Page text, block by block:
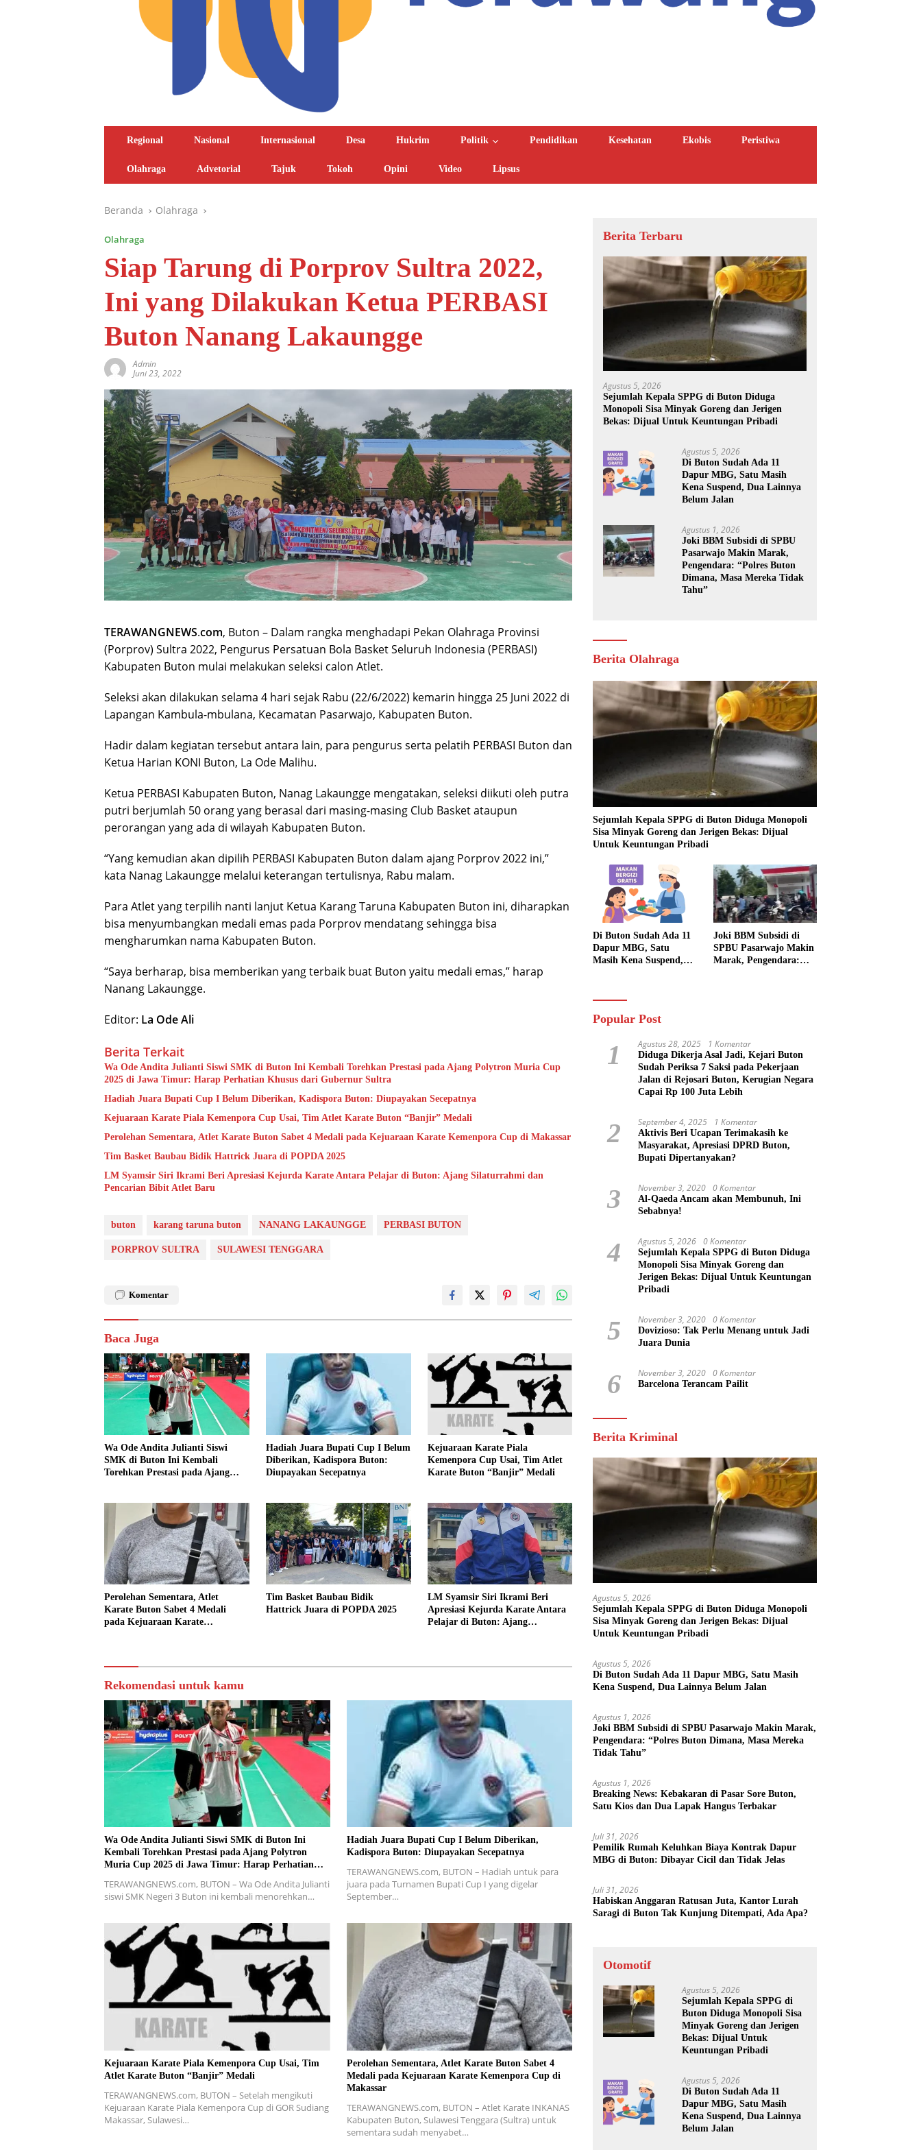
Regional Nasional Internasional Desa Hukrim Politik Pendidikan Kesehatan Ekobis Peristiwa
Olahraga Advetorial Tajuk Tokoh Opini Video Lipsus
Beranda Olahraga
Olahraga
Siap Tarung di Porprov Sultra 2022,
Ini yang Dilakukan Ketua PERBASI
Buton Nanang Lakaungge
Admin
Juni 23, 2022
TERAWANGNEWS.com, Buton – Dalam rangka menghadapi Pekan Olahraga Provinsi
(Porprov) Sultra 2022, Pengurus Persatuan Bola Basket Seluruh Indonesia (PERBASI)
Kabupaten Buton mulai melakukan seleksi calon Atlet.
Seleksi akan dilakukan selama 4 hari sejak Rabu (22/6/2022) kemarin hingga 25 Juni 2022 di
Lapangan Kambula-mbulana, Kecamatan Pasarwajo, Kabupaten Buton.
Hadir dalam kegiatan tersebut antara lain, para pengurus serta pelatih PERBASI Buton dan
Ketua Harian KONI Buton, La Ode Malihu.
Ketua PERBASI Kabupaten Buton, Nanag Lakaungge mengatakan, seleksi diikuti oleh putra
putri berjumlah 50 orang yang berasal dari masing-masing Club Basket ataupun
perorangan yang ada di wilayah Kabupaten Buton.
“Yang kemudian akan dipilih PERBASI Kabupaten Buton dalam ajang Porprov 2022 ini,”
kata Nanag Lakaungge melalui keterangan tertulisnya, Rabu malam.
Para Atlet yang terpilih nanti lanjut Ketua Karang Taruna Kabupaten Buton ini, diharapkan
bisa menyumbangkan medali emas pada Porprov mendatang sehingga bisa
mengharumkan nama Kabupaten Buton.
“Saya berharap, bisa memberikan yang terbaik buat Buton yaitu medali emas,” harap
Nanang Lakaungge.
Editor: La Ode Ali
Berita Terkait
Wa Ode Andita Julianti Siswi SMK di Buton Ini Kembali Torehkan Prestasi pada Ajang Polytron Muria Cup
2025 di Jawa Timur: Harap Perhatian Khusus dari Gubernur Sultra
Hadiah Juara Bupati Cup I Belum Diberikan, Kadispora Buton: Diupayakan Secepatnya
Kejuaraan Karate Piala Kemenpora Cup Usai, Tim Atlet Karate Buton “Banjir” Medali
Perolehan Sementara, Atlet Karate Buton Sabet 4 Medali pada Kejuaraan Karate Kemenpora Cup di Makassar
Tim Basket Baubau Bidik Hattrick Juara di POPDA 2025
LM Syamsir Siri Ikrami Beri Apresiasi Kejurda Karate Antara Pelajar di Buton: Ajang Silaturrahmi dan
Pencarian Bibit Atlet Baru
buton karang taruna buton NANANG LAKAUNGGE PERBASI BUTON
PORPROV SULTRA SULAWESI TENGGARA
Komentar
Baca Juga
Wa Ode Andita Julianti Siswi
SMK di Buton Ini Kembali
Torehkan Prestasi pada Ajang
dari Gubernur Sultra
Hadiah Juara Bupati Cup I Belum
Diberikan, Kadispora Buton:
Diupayakan Secepatnya
Kejuaraan Karate Piala
Kemenpora Cup Usai, Tim Atlet
Karate Buton “Banjir” Medali
Perolehan Sementara, Atlet
Karate Buton Sabet 4 Medali
pada Kejuaraan Karate
Tim Basket Baubau Bidik
Hattrick Juara di POPDA 2025
LM Syamsir Siri Ikrami Beri
Apresiasi Kejurda Karate Antara
Pelajar di Buton: Ajang
Rekomendasi untuk kamu
Wa Ode Andita Julianti Siswi SMK di Buton Ini
Kembali Torehkan Prestasi pada Ajang Polytron
Muria Cup 2025 di Jawa Timur: Harap Perhatian
TERAWANGNEWS.com, BUTON – Wa Ode Andita Julianti
siswi SMK Negeri 3 Buton ini kembali menorehkan…
Hadiah Juara Bupati Cup I Belum Diberikan,
Kadispora Buton: Diupayakan Secepatnya
TERAWANGNEWS.com, BUTON – Hadiah untuk para
juara pada Turnamen Bupati Cup I yang digelar
September…
Kejuaraan Karate Piala Kemenpora Cup Usai, Tim
Atlet Karate Buton “Banjir” Medali
TERAWANGNEWS.com, BUTON – Setelah mengikuti
Kejuaraan Karate Piala Kemenpora Cup di GOR Sudiang
Makassar, Sulawesi…
Perolehan Sementara, Atlet Karate Buton Sabet 4
Medali pada Kejuaraan Karate Kemenpora Cup di
Makassar
TERAWANGNEWS.com, BUTON – Atlet Karate INKANAS
Kabupaten Buton, Sulawesi Tenggara (Sultra) untuk
sementara sudah menyabet…
Berita Terbaru
Agustus 5, 2026
Sejumlah Kepala SPPG di Buton Diduga
Monopoli Sisa Minyak Goreng dan Jerigen
Bekas: Dijual Untuk Keuntungan Pribadi
Agustus 5, 2026
Di Buton Sudah Ada 11
Dapur MBG, Satu Masih
Kena Suspend, Dua Lainnya
Belum Jalan
Agustus 1, 2026
Joki BBM Subsidi di SPBU
Pasarwajo Makin Marak,
Pengendara: “Polres Buton
Dimana, Masa Mereka Tidak
Tahu”
Berita Olahraga
Sejumlah Kepala SPPG di Buton Diduga Monopoli
Sisa Minyak Goreng dan Jerigen Bekas: Dijual
Untuk Keuntungan Pribadi
Di Buton Sudah Ada 11
Dapur MBG, Satu
Masih Kena Suspend,
Joki BBM Subsidi di
SPBU Pasarwajo Makin
Marak, Pengendara:
Popular Post
1 Agustus 28, 2025 1 Komentar
Diduga Dikerja Asal Jadi, Kejari Buton
Sudah Periksa 7 Saksi pada Pekerjaan
Jalan di Rejosari Buton, Kerugian Negara
Capai Rp 100 Juta Lebih
2 September 4, 2025 1 Komentar
Aktivis Beri Ucapan Terimakasih ke
Masyarakat, Apresiasi DPRD Buton,
Bupati Dipertanyakan?
3 November 3, 2020 0 Komentar
Al-Qaeda Ancam akan Membunuh, Ini
Sebabnya!
4 Agustus 5, 2026 0 Komentar
Sejumlah Kepala SPPG di Buton Diduga
Monopoli Sisa Minyak Goreng dan
Jerigen Bekas: Dijual Untuk Keuntungan
Pribadi
5 November 3, 2020 0 Komentar
Dovizioso: Tak Perlu Menang untuk Jadi
Juara Dunia
6 November 3, 2020 0 Komentar
Barcelona Terancam Pailit
Berita Kriminal
Agustus 5, 2026
Sejumlah Kepala SPPG di Buton Diduga Monopoli
Sisa Minyak Goreng dan Jerigen Bekas: Dijual
Untuk Keuntungan Pribadi
Agustus 5, 2026
Di Buton Sudah Ada 11 Dapur MBG, Satu Masih
Kena Suspend, Dua Lainnya Belum Jalan
Agustus 1, 2026
Joki BBM Subsidi di SPBU Pasarwajo Makin Marak,
Pengendara: “Polres Buton Dimana, Masa Mereka
Tidak Tahu”
Agustus 1, 2026
Breaking News: Kebakaran di Pasar Sore Buton,
Satu Kios dan Dua Lapak Hangus Terbakar
Juli 31, 2026
Pemilik Rumah Keluhkan Biaya Kontrak Dapur
MBG di Buton: Dibayar Cicil dan Tidak Jelas
Juli 31, 2026
Habiskan Anggaran Ratusan Juta, Kantor Lurah
Saragi di Buton Tak Kunjung Ditempati, Ada Apa?
Otomotif
Agustus 5, 2026
Sejumlah Kepala SPPG di
Buton Diduga Monopoli Sisa
Minyak Goreng dan Jerigen
Bekas: Dijual Untuk
Keuntungan Pribadi
Agustus 5, 2026
Di Buton Sudah Ada 11
Dapur MBG, Satu Masih
Kena Suspend, Dua Lainnya
Belum Jalan